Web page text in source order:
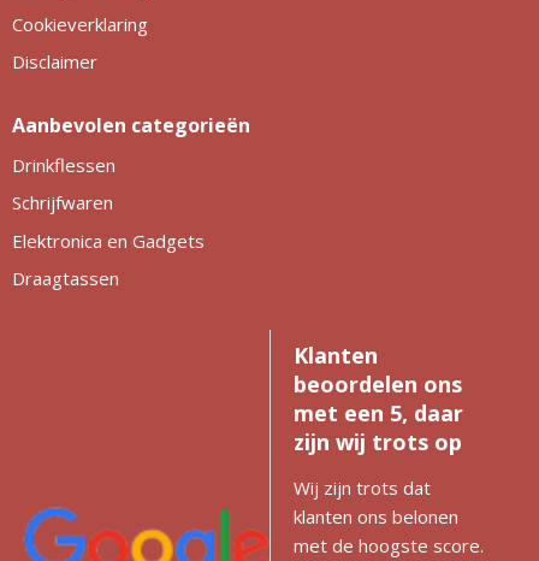
Cookieverklaring
Disclaimer
Aanbevolen categorieën
Drinkflessen
Schrijfwaren
Elektronica en Gadgets
Draagtassen
Klanten
beoordelen ons
met een 5, daar
zijn wij trots op
Wij zijn trots dat
klanten ons belonen
met de hoogste score.